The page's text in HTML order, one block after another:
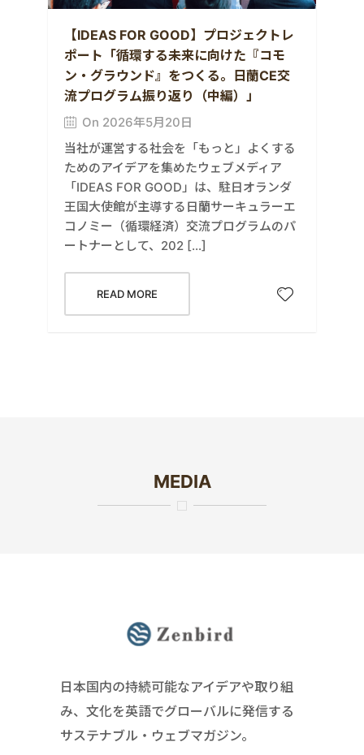
【IDEAS FOR GOOD】プロジェクトレ
ポート「循環する未来に向けた『コモ
ン・グラウンド』をつくる。日蘭CE交
流プログラム振り返り（中編）」
On 2026年5月20日
当社が運営する社会を「もっと」よくする
ためのアイデアを集めたウェブメディア
「IDEAS FOR GOOD」は、駐日オランダ
王国大使館が主導する日蘭サーキュラーエ
コノミー（循環経済）交流プログラムのパ
ートナーとして、202 […]
READ MORE
MEDIA
日本国内の持続可能なアイデアや取り組
み、文化を英語でグローバルに発信する
サステナブル・ウェブマガジン。